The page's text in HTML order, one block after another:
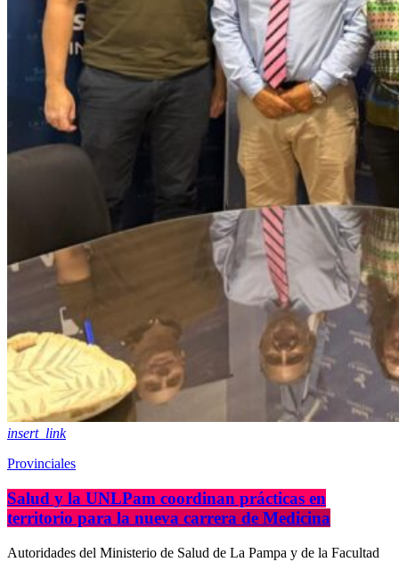
insert_link
Provinciales
Salud y la UNLPam coordinan prácticas en
territorio para la nueva carrera de Medicina
Autoridades del Ministerio de Salud de La Pampa y de la Facultad